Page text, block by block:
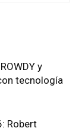
y
tecnología
Robert